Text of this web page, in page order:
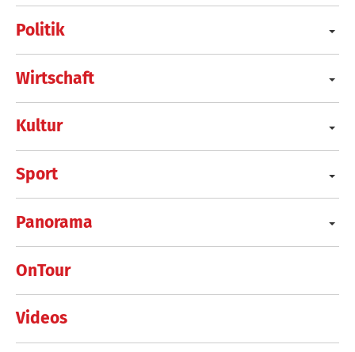
Politik
Wirtschaft
Kultur
Sport
Panorama
OnTour
Videos